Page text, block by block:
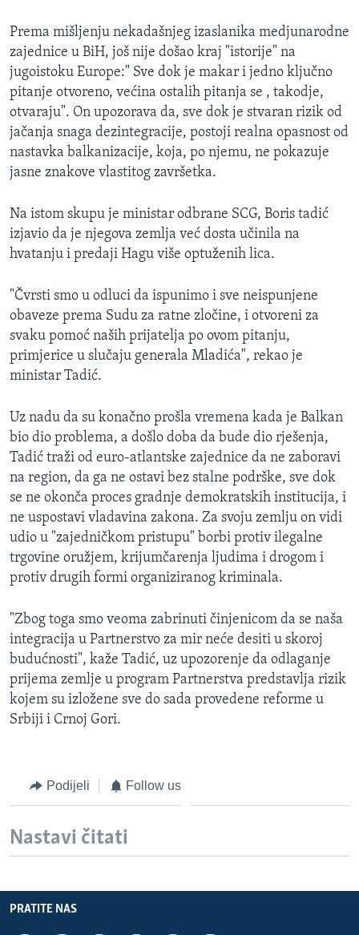
Prema mišljenju nekadašnjeg izaslanika medjunarodne
zajednice u BiH, još nije došao kraj "istorije" na
jugoistoku Europe:" Sve dok je makar i jedno ključno
pitanje otvoreno, većina ostalih pitanja se , takodje,
otvaraju". On upozorava da, sve dok je stvaran rizik od
jačanja snaga dezintegracije, postoji realna opasnost od
nastavka balkanizacije, koja, po njemu, ne pokazuje
jasne znakove vlastitog završetka.
Na istom skupu je ministar odbrane SCG, Boris tadić
izjavio da je njegova zemlja već dosta učinila na
hvatanju i predaji Hagu više optuženih lica.
"Čvrsti smo u odluci da ispunimo i sve neispunjene
obaveze prema Sudu za ratne zločine, i otvoreni za
svaku pomoć naših prijatelja po ovom pitanju,
primjerice u slučaju generala Mladića", rekao je
ministar Tadić.
Uz nadu da su konačno prošla vremena kada je Balkan
bio dio problema, a došlo doba da bude dio rješenja,
Tadić traži od euro-atlantske zajednice da ne zaboravi
na region, da ga ne ostavi bez stalne podrške, sve dok
se ne okonča proces gradnje demokratskih institucija, i
ne uspostavi vladavina zakona. Za svoju zemlju on vidi
udio u "zajedničkom pristupu" borbi protiv ilegalne
trgovine oružjem, krijumčarenja ljudima i drogom i
protiv drugih formi organiziranog kriminala.
"Zbog toga smo veoma zabrinuti činjenicom da se naša
integracija u Partnerstvo za mir neće desiti u skoroj
budućnosti", kaže Tadić, uz upozorenje da odlaganje
prijema zemlje u program Partnerstva predstavlja rizik
kojem su izložene sve do sada provedene reforme u
Srbiji i Crnoj Gori.
Podijeli Follow us
Nastavi čitati
PRATITE NAS